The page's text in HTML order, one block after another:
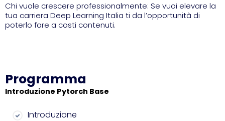
Chi vuole crescere professionalmente: Se vuoi elevare la
tua carriera Deep Learning Italia ti da l’opportunità di
poterlo fare a costi contenuti.
Programma
Introduzione Pytorch Base
Introduzione